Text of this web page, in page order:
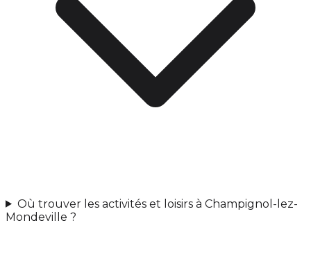
Où trouver les activités et loisirs à Champignol-lez-
Mondeville ?